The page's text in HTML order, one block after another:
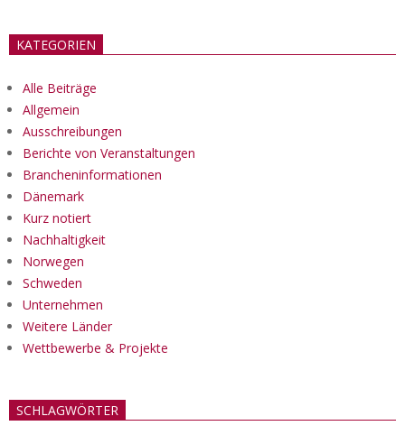
KATEGORIEN
Alle Beiträge
Allgemein
Ausschreibungen
Berichte von Veranstaltungen
Brancheninformationen
Dänemark
Kurz notiert
Nachhaltigkeit
Norwegen
Schweden
Unternehmen
Weitere Länder
Wettbewerbe & Projekte
SCHLAGWÖRTER